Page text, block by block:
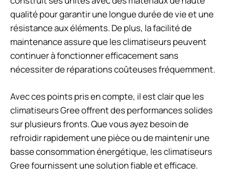
qualité pour garantir une longue durée de vie et une
résistance aux éléments. De plus, la facilité de
maintenance assure que les climatiseurs peuvent
continuer à fonctionner efficacement sans
nécessiter de réparations coûteuses fréquemment.
Avec ces points pris en compte, il est clair que les
climatiseurs Gree offrent des performances solides
sur plusieurs fronts. Que vous ayez besoin de
refroidir rapidement une pièce ou de maintenir une
basse consommation énergétique, les climatiseurs
Gree fournissent une solution fiable et efficace.